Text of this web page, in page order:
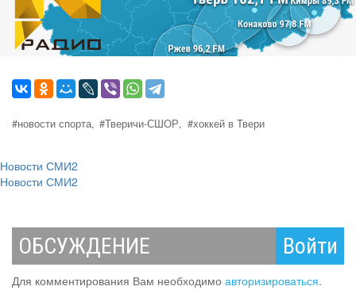
#новости спорта, #Тверичи-СШОР, #хоккей в Твери
Новости СМИ2
Новости СМИ2
ОБСУЖДЕНИЕ Войти
Для комментирования Вам необходимо авторизироваться.